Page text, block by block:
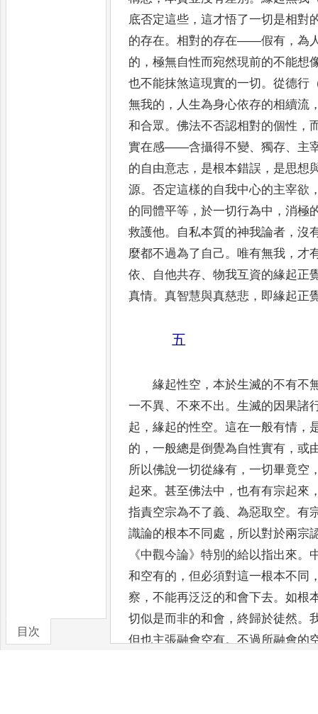
目次
底否定這些 ，這才悟了一切是相對
的存在。相對的存在——假有 ，為
的 ，極無自性而宛然現前的不能想
也不能抹煞這現實的一切。從德行
無我的 ， 人生為身心依存的相續流
和合眾。佛法不否認相對的個性 ，
實在感——含攝得不變、獨存、 主
的自由意志 ， 是根本錯誤 ， 是思想
源。否定這樣的自我中心的主宰欲
的同體平等 ，於一切行為中 ，消極
救護他。 自私本質的神我論者 ，沒
麼都不過為了自己。唯有無我 ，才
依、 自他共存、物我互資的緣起正
真情。真智慧與真慈悲 ， 即緣起正
五
緣起性空 ，本於生滅的不有不
一不異、不來不出。生滅的因果諸
起 ，緣起的性空。這在一般有情 ，
的 ，一般總是倒覺為自性實有 ，或
所以佛說一切從緣有 ，一切畢竟空
起來。甚至佛法中 ，也有有宗起來
指責空宗為不了義、為惡取空。有
識論的根本不同處 ， 所以對於兩宗
《中觀今論》特別的給以指出來。
和空有的 ，但必須對這一根本不同
察 ，不能再泛泛的和會下去。如根
切似是而非的和會 ，終歸於徒然。
但也主張融會空有。不過所融會的